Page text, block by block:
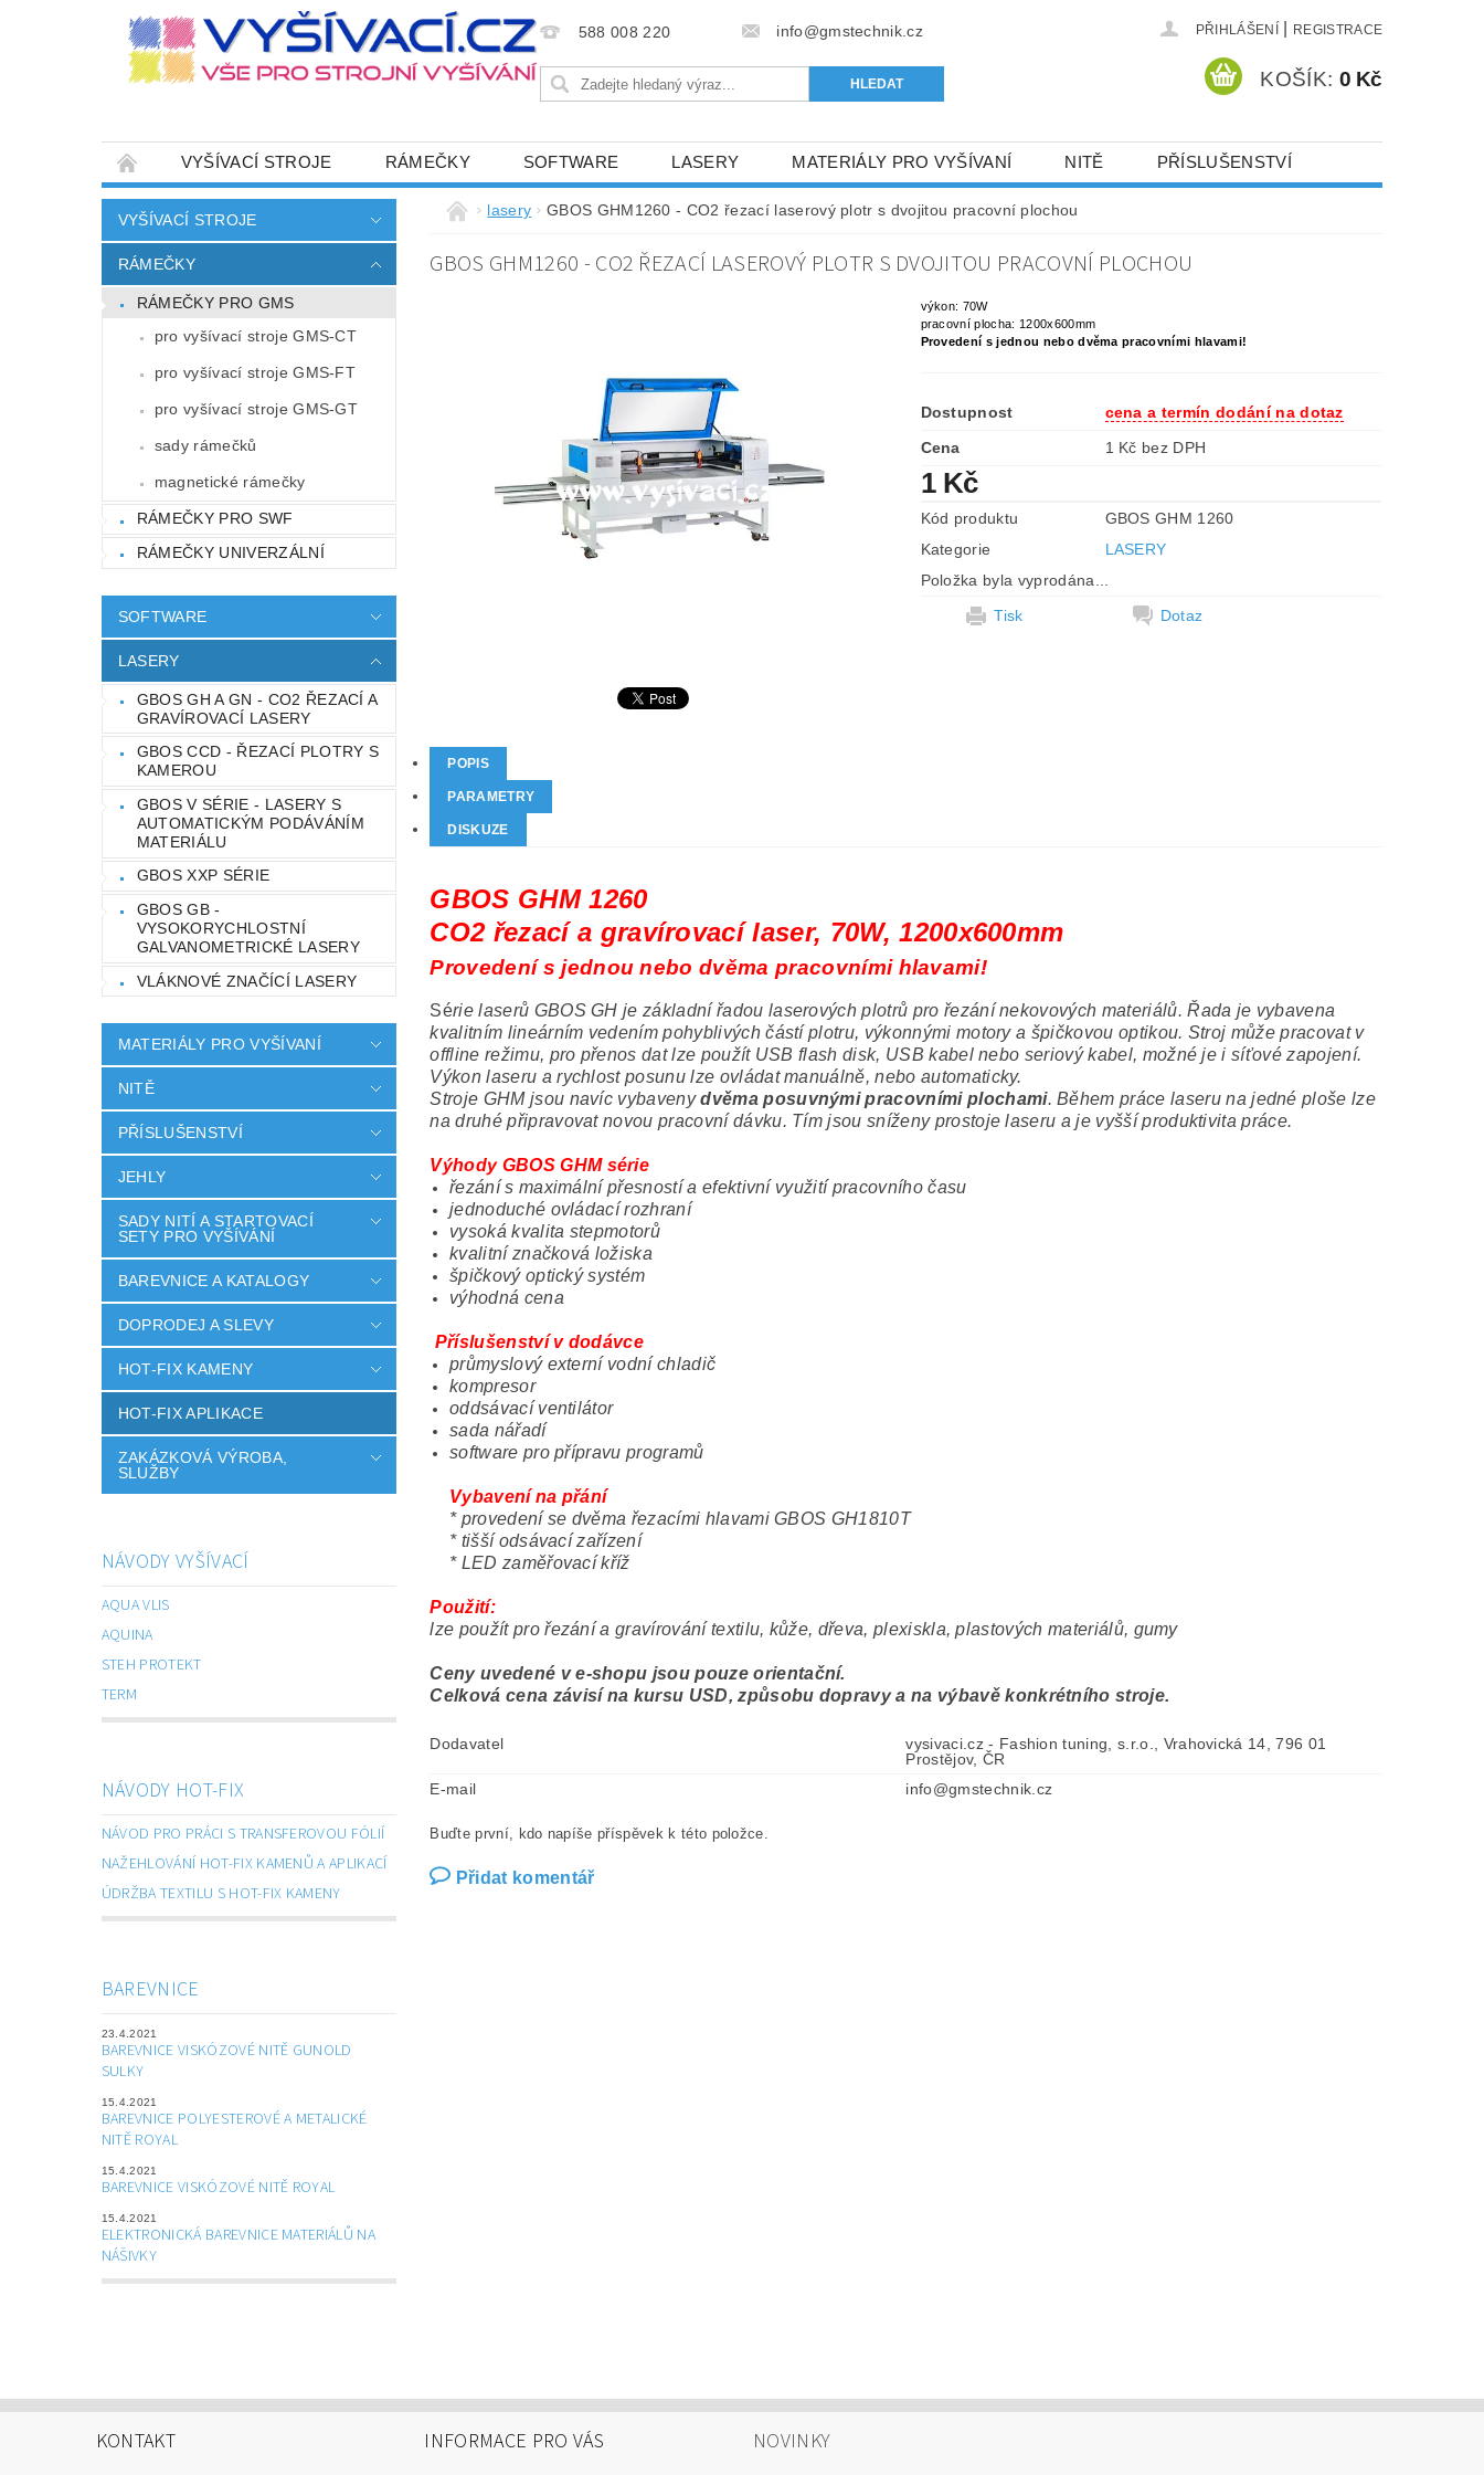
588 008 220 info@gmstechnik.cz PŘIHLÁŠENÍ REGISTRACE
KOŠÍK: 0 Kč
VYŠÍVACÍ STROJE RÁMEČKY SOFTWARE LASERY MATERIÁLY PRO VYŠÍVANÍ NITĚ PŘÍSLUŠENSTVÍ
JEHLY SADY NITÍ A STARTOVACÍ SETY PRO VYŠÍVÁNÍ BAREVNICE A KATALOGY DOPRODEJ A SLEVY
HOT-FIX APLIKACE ZAKÁZKOVÁ VÝROBA, SLUŽBY
CENÍK DOPRAVY (NÁKLADŮ EXPEDICE) PLATNÝ OD 6. 5.2024
ZÁSADY OCHRANY OSOBNÍCH ÚDAJŮ
VYŠÍVACÍ STROJE
RÁMEČKY
RÁMEČKY PRO GMS
pro vyšívací stroje GMS-CT
pro vyšívací stroje GMS-FT
pro vyšívací stroje GMS-GT
sady rámečků
magnetické rámečky
RÁMEČKY PRO SWF
RÁMEČKY UNIVERZÁLNÍ
SOFTWARE
LASERY
GBOS GH A GN - CO2 ŘEZACÍ A
GRAVÍROVACÍ LASERY
GBOS CCD - ŘEZACÍ PLOTRY S
KAMEROU
GBOS V SÉRIE - LASERY S
AUTOMATICKÝM PODÁVÁNÍM
MATERIÁLU
GBOS XXP SÉRIE
GBOS GB -
VYSOKORYCHLOSTNÍ
GALVANOMETRICKÉ LASERY
VLÁKNOVÉ ZNAČÍCÍ LASERY
MATERIÁLY PRO VYŠÍVANÍ
NITĚ
PŘÍSLUŠENSTVÍ
JEHLY
SADY NITÍ A STARTOVACÍ
SETY PRO VYŠÍVÁNÍ
BAREVNICE A KATALOGY
DOPRODEJ A SLEVY
HOT-FIX KAMENY
HOT-FIX APLIKACE
ZAKÁZKOVÁ VÝROBA,
SLUŽBY
NÁVODY VYŠÍVACÍ
AQUA VLIS
AQUINA
STEH PROTEKT
TERM
NÁVODY HOT-FIX
NÁVOD PRO PRÁCI S TRANSFEROVOU FÓLIÍ
NAŽEHLOVÁNÍ HOT-FIX KAMENŮ A APLIKACÍ
ÚDRŽBA TEXTILU S HOT-FIX KAMENY
BAREVNICE
23.4.2021
BAREVNICE VISKÓZOVÉ NITĚ GUNOLD
SULKY
15.4.2021
BAREVNICE POLYESTEROVÉ A METALICKÉ
NITĚ ROYAL
15.4.2021
BAREVNICE VISKÓZOVÉ NITĚ ROYAL
15.4.2021
ELEKTRONICKÁ BAREVNICE MATERIÁLŮ NA
NÁŠIVKY
lasery GBOS GHM1260 - CO2 řezací laserový plotr s dvojitou pracovní plochou
GBOS GHM1260 - CO2 ŘEZACÍ LASEROVÝ PLOTR S DVOJITOU PRACOVNÍ PLOCHOU
výkon: 70W
pracovní plocha: 1200x600mm
Provedení s jednou nebo dvěma pracovními hlavami!
Dostupnost
cena a termín dodání na dotaz
Cena
1 Kč bez DPH
1 Kč
Kód produktu
GBOS GHM 1260
Kategorie
LASERY
Položka byla vyprodána...
Tisk
Dotaz
POPIS
PARAMETRY
DISKUZE
GBOS GHM 1260
CO2 řezací a gravírovací laser, 70W, 1200x600mm
Provedení s jednou nebo dvěma pracovními hlavami!
Série laserů GBOS GH je základní řadou laserových plotrů pro řezání nekovových materiálů. Řada je vybavena
kvalitním lineárním vedením pohyblivých částí plotru, výkonnými motory a špičkovou optikou. Stroj může pracovat v
offline režimu, pro přenos dat lze použít USB flash disk, USB kabel nebo seriový kabel, možné je i síťové zapojení.
Výkon laseru a rychlost posunu lze ovládat manuálně, nebo automaticky.
Stroje GHM jsou navíc vybavenydvěma posuvnými pracovními plochami. Během práce laseru na jedné ploše lze
na druhé připravovat novou pracovní dávku. Tím jsou sníženy prostoje laseru a je vyšší produktivita práce.
Výhody GBOS GHM série
řezání s maximální přesností a efektivní využití pracovního času
jednoduché ovládací rozhraní
vysoká kvalita stepmotorů
kvalitní značková ložiska
špičkový optický systém
výhodná cena
Příslušenství v dodávce
průmyslový externí vodní chladič
kompresor
oddsávací ventilátor
sada nářadí
software pro přípravu programů
Vybavení na přání
* provedení se dvěma řezacími hlavami GBOS GH1810T
* tišší odsávací zařízení
* LED zaměřovací kříž
Použití:
lze použít pro řezání a gravírování textilu, kůže, dřeva, plexiskla, plastových materiálů, gumy
Ceny uvedené v e-shopu jsou pouze orientační.
Celková cena závisí na kursu USD, způsobu dopravy a na výbavě konkrétního stroje.
Dodavatel
vysivaci.cz - Fashion tuning, s.r.o., Vrahovická 14, 796 01
Prostějov, ČR
E-mail
info@gmstechnik.cz
Buďte první, kdo napíše příspěvek k této položce.
Přidat komentář
KONTAKT INFORMACE PRO VÁS NOVINKY